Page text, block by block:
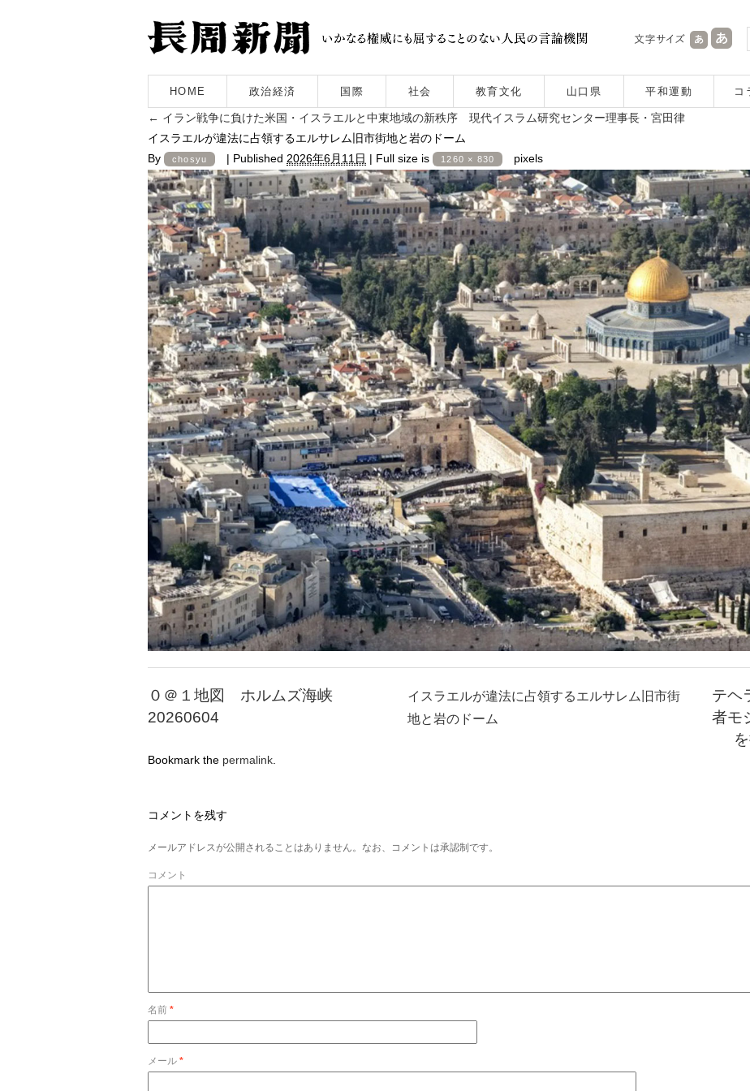
HOME 政治経済 国際 社会 教育文化 山口県 平和運動 コ
← イラン戦争に負けた米国・イスラエルと中東地域の新秩序 現代イスラム研究センター理事長・宮田律
イスラエルが違法に占領するエルサレム旧市街地と岩のドーム
By
chosyu | Published 2026年6月11日 | Full size is 1260 × 830 pixels
０＠１地図 ホルムズ海峡
20260604
テヘ
者モ
イスラエルが違法に占領するエルサレム旧市街
地と岩のドーム
Bookmark the permalink
コメントを残す
メールアドレスが公開されることはありません。なお、コメントは承認制です。
コメント
名前 *
メール *